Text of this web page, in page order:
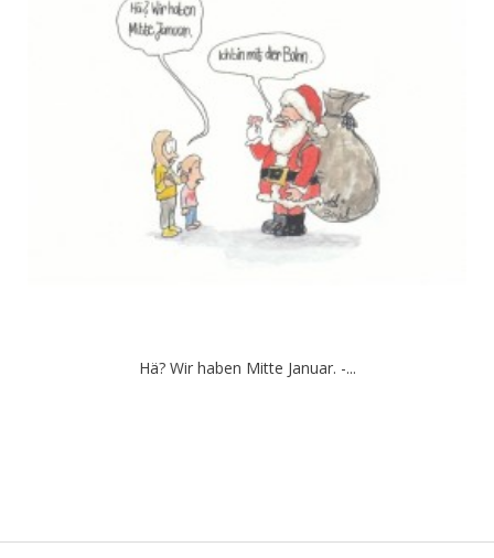
Hä? Wir haben Mitte Januar. -...